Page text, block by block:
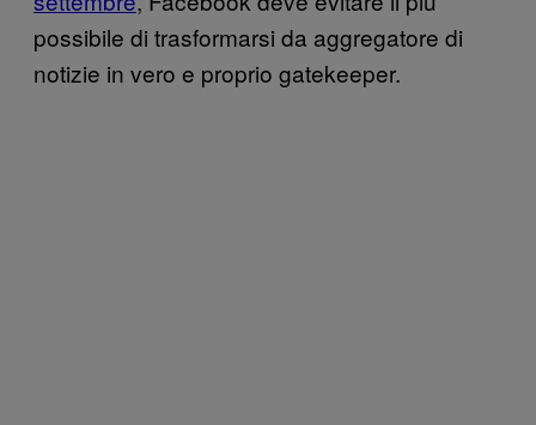
possibile di trasformarsi da aggregatore di
notizie in vero e proprio gatekeeper.